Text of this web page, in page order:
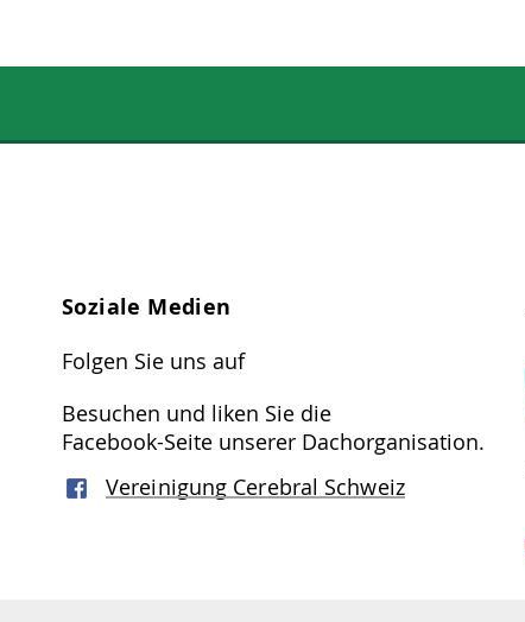
Soziale Medien
Folgen Sie uns auf
Besuchen und liken Sie die
Facebook-Seite unserer Dachorganisation.
Vereinigung Cerebral Schweiz